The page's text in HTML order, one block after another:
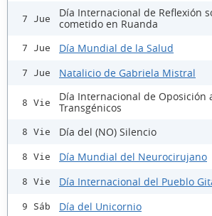
7 Jue
Día Internacional de Reflexión
cometido en Ruanda
7 Jue Día Mundial de la Salud
7 Jue Natalicio de Gabriela Mistral
8 Vie
Día Internacional de Oposición
Transgénicos
8 Vie Día del (NO) Silencio
8 Vie Día Mundial del Neurocirujano
8 Vie Día Internacional del Pueblo
9 Sáb Día del Unicornio